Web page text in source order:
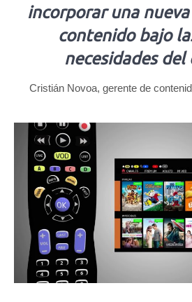
incorporar una
contenido bajo
necesidades del
Cristián Novoa, gerente de